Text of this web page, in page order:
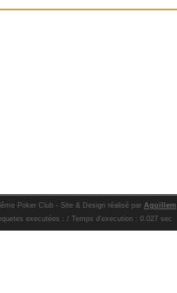
Poker Club - Site & Design réalisé par Aguillem
executées : / Temps d'execution : 0.027 sec